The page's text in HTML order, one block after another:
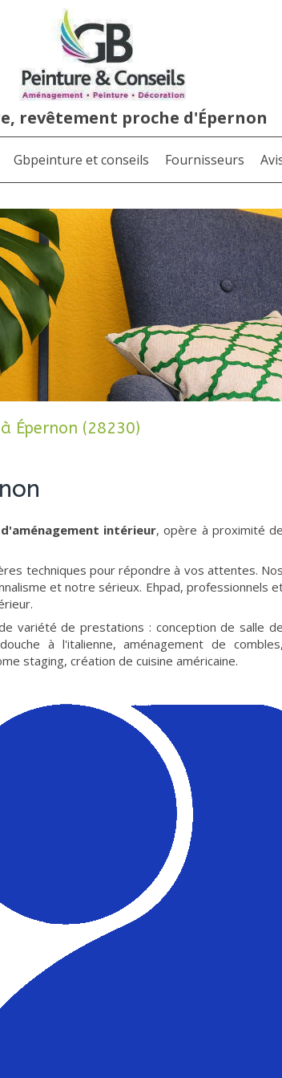
revêtement proche d'Épernon
Gbpeinture et conseils Fournisseurs
Épernon (28230)
intérieur, opère à proximité
techniques pour répondre à vos attentes.
et notre sérieux. Ehpad, professionnels
variété de prestations : conception de salle
à l'italienne, aménagement de
staging, création de cuisine américaine.